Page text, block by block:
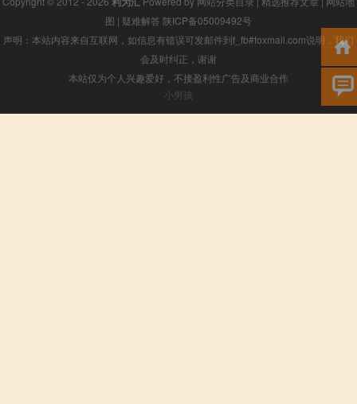
图 | 疑难解答 陕ICP备05009492号
声明：本站内容来自互联网，如信息有错误可发邮件到f_fb#foxmail.com说明，我们
会及时纠正，谢谢
本站仅为个人兴趣爱好，不接盈利性广告及商业合作
小男孩